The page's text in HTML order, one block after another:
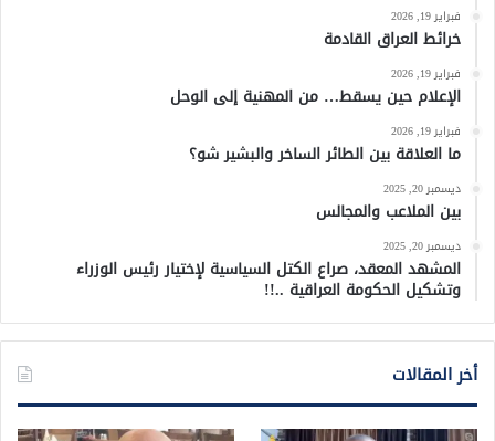
فبراير 19, 2026
خرائط العراق القادمة
فبراير 19, 2026
الإعلام حين يسقط… من المهنية إلى الوحل
فبراير 19, 2026
ما العلاقة بين الطائر الساخر والبشير شو؟
ديسمبر 20, 2025
بين الملاعب والمجالس
ديسمبر 20, 2025
المشهد المعقد، صراع الكتل السياسية لإختيار رئيس الوزراء
وتشكيل الحكومة العراقية ..!!
أخر المقالات